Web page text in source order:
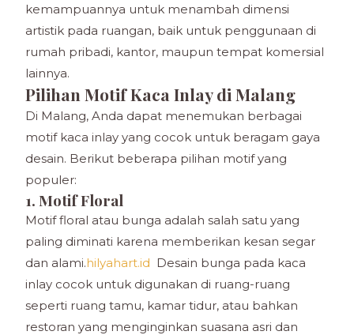
kemampuannya untuk menambah dimensi
artistik pada ruangan, baik untuk penggunaan di
rumah pribadi, kantor, maupun tempat komersial
lainnya.
Pilihan Motif Kaca Inlay di Malang
Di Malang, Anda dapat menemukan berbagai
motif kaca inlay yang cocok untuk beragam gaya
desain. Berikut beberapa pilihan motif yang
populer:
1. Motif Floral
Motif floral atau bunga adalah salah satu yang
paling diminati karena memberikan kesan segar
dan alami.hilyahart.id Desain bunga pada kaca
inlay cocok untuk digunakan di ruang-ruang
seperti ruang tamu, kamar tidur, atau bahkan
restoran yang menginginkan suasana asri dan